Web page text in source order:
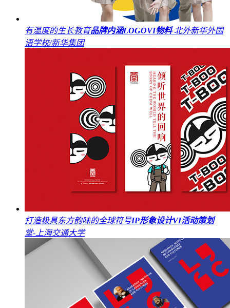
有温度的生长教育品牌内涵LOGOVI物料 北外新华外国
语学校/新华集团
打造极具东方韵味的全球符号IP形象设计VI活动策划
堂-上海交通大学